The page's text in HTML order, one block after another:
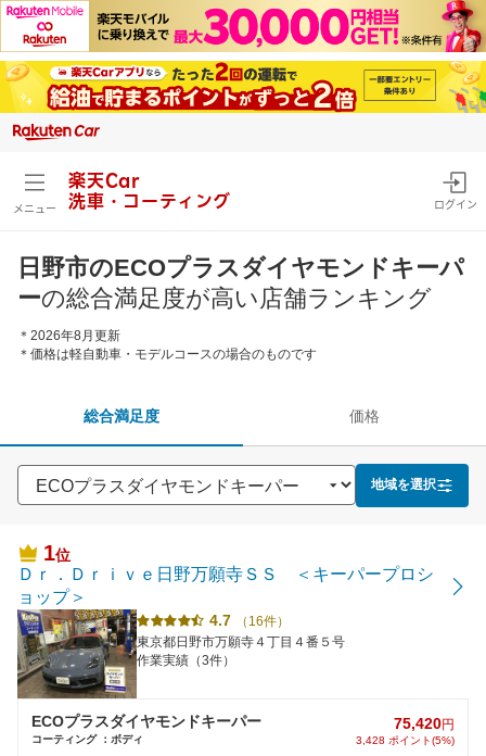
メニュー
楽天Car
洗車・コーティング
ログイン
日野市のECOプラスダイヤモンドキーパ
ーの総合満足度が高い店舗ランキング
＊2026年8月更新
＊価格は軽自動車・モデルコースの場合のものです
総合満足度 価格
地域を選択
1位
Ｄｒ．Ｄｒｉｖｅ日野万願寺ＳＳ ＜キーパープロシ
ョップ＞
4.7
（16件）
東京都日野市万願寺４丁目４番５号
作業実績（3件）
ECOプラスダイヤモンドキーパー
コーティング ：ボディ
75,420円
3,428 ポイント(5%)